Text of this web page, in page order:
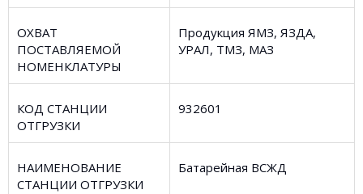
ОХВАТ
ПОСТАВЛЯЕМОЙ
НОМЕНКЛАТУРЫ
Продукция ЯМЗ, ЯЗДА,
УРАЛ, ТМЗ, МАЗ
КОД СТАНЦИИ
ОТГРУЗКИ
932601
НАИМЕНОВАНИЕ
СТАНЦИИ ОТГРУЗКИ
Батарейная ВСЖД